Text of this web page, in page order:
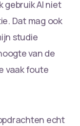
gebruik AI niet
Dat mag ook
studie
van de
vaak foute
echt